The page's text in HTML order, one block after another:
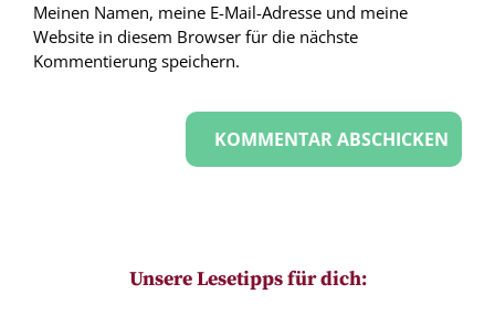
Meinen Namen, meine E-Mail-Adresse und meine
Website in diesem Browser für die nächste
Kommentierung speichern.
Unsere Lesetipps für dich: